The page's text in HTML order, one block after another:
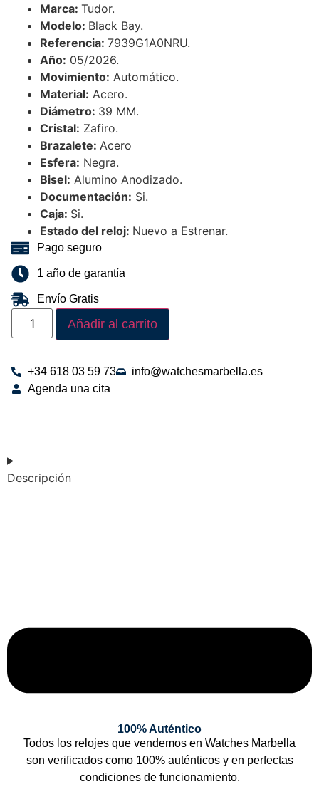
Marca: Tudor.
Modelo: Black Bay.
Referencia: 7939G1A0NRU.
Año: 05/2026.
Movimiento: Automático.
Material: Acero.
Diámetro: 39 MM.
Cristal: Zafiro.
Brazalete: Acero
Esfera: Negra.
Bisel: Alumino Anodizado.
Documentación: Si.
Caja: Si.
Estado del reloj: Nuevo a Estrenar.
Pago seguro
1 año de garantía
Envío Gratis
Añadir al carrito
+34 618 03 59 73
info@watchesmarbella.es
Agenda una cita
Descripción
100% Auténtico
Todos los relojes que vendemos en Watches Marbella
son verificados como 100% auténticos y en perfectas
condiciones de funcionamiento.